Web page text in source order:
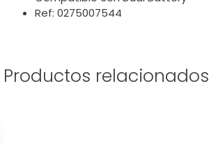
Ref: 0275007544
Productos relacionados